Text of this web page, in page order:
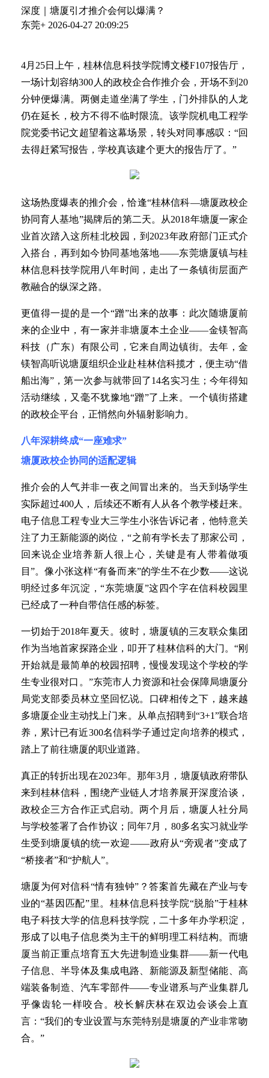
深度｜塘厦引才推介会何以爆满？
东莞+ 2026-04-27 20:09:25
4月25日上午，桂林信息科技学院博文楼F107报告厅，
一场计划容纳300人的政校企合作推介会，开场不到20
分钟便爆满。两侧走道坐满了学生，门外排队的人龙
仍在延长，校方不得不临时限流。该学院机电工程学
院党委书记文超望着这幕场景，转头对同事感叹：“回
去得赶紧写报告，学校真该建个更大的报告厅了。”
这场热度爆表的推介会，恰逢“桂林信科—塘厦政校企
协同育人基地”揭牌后的第二天。从2018年塘厦一家企
业首次踏入这所桂北校园，到2023年政府部门正式介
入搭台，再到如今协同基地落地——东莞塘厦镇与桂
林信息科技学院用八年时间，走出了一条镇街层面产
教融合的纵深之路。
更值得一提的是一个“蹭”出来的故事：此次随塘厦前
来的企业中，有一家并非塘厦本土企业——金镁智高
科技（广东）有限公司，它来自周边镇街。去年，金
镁智高听说塘厦组织企业赴桂林信科揽才，便主动“借
船出海”，第一次参与就带回了14名实习生；今年得知
活动继续，又毫不犹豫地“蹭”了上来。一个镇街搭建
的政校企平台，正悄然向外辐射影响力。
八年深耕终成“一座难求”
塘厦政校企协同的适配逻辑
推介会的人气并非一夜之间冒出来的。当天到场学生
实际超过400人，后续还不断有人从各个教学楼赶来。
电子信息工程专业大三学生小张告诉记者，他特意关
注了力王新能源的岗位，“之前有学长去了那家公司，
回来说企业培养新人很上心，关键是有人带着做项
目”。像小张这样“有备而来”的学生不在少数——这说
明经过多年沉淀，“东莞塘厦”这四个字在信科校园里
已经成了一种自带信任感的标签。
一切始于2018年夏天。彼时，塘厦镇的三友联众集团
作为当地首家探路企业，叩开了桂林信科的大门。“刚
开始就是最简单的校园招聘，慢慢发现这个学校的学
生专业很对口。”东莞市人力资源和社会保障局塘厦分
局党支部委员林立坚回忆说。口碑相传之下，越来越
多塘厦企业主动找上门来。从单点招聘到“3+1”联合培
养，累计已有近300名信科学子通过定向培养的模式，
踏上了前往塘厦的职业道路。
真正的转折出现在2023年。那年3月，塘厦镇政府带队
来到桂林信科，围绕产业链人才培养展开深度洽谈，
政校企三方合作正式启动。两个月后，塘厦人社分局
与学校签署了合作协议；同年7月，80多名实习就业学
生受到塘厦镇的统一欢迎——政府从“旁观者”变成了
“桥接者”和“护航人”。
塘厦为何对信科“情有独钟”？答案首先藏在产业与专
业的“基因匹配”里。桂林信息科技学院“脱胎”于桂林
电子科技大学的信息科技学院，二十多年办学积淀，
形成了以电子信息类为主干的鲜明理工科结构。而塘
厦当前正重点培育五大先进制造业集群——新一代电
子信息、半导体及集成电路、新能源及新型储能、高
端装备制造、汽车零部件——专业谱系与产业集群几
乎像齿轮一样咬合。校长解庆林在双边会谈会上直
言：“我们的专业设置与东莞特别是塘厦的产业非常吻
合。”